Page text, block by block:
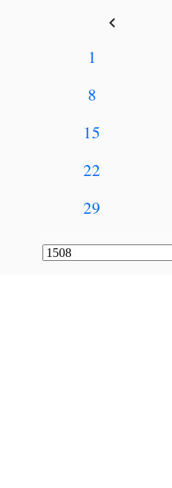
keyboard_arrow_left
1
8
15
22
29